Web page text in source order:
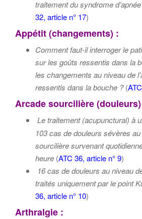
traitement du syndrome
32, article n° 17)
Appétit (changements) :
Comment faut-il interroger le
sur les goûts ressentis dans la
les changements au niveau de
ressentis dans la bouche ?(
Arcade sourcilière
Le traitement (acupunctural) à
103 cas de douleurs sévères au
sourcilière survenant
heure (ATC 36, article n° 9)
16 cas de douleurs au niveau
traités uniquement par le point
36, article n° 10)
Arthralgie :